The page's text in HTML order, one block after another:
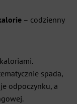
– codzienny
spada,
odpoczynku, a